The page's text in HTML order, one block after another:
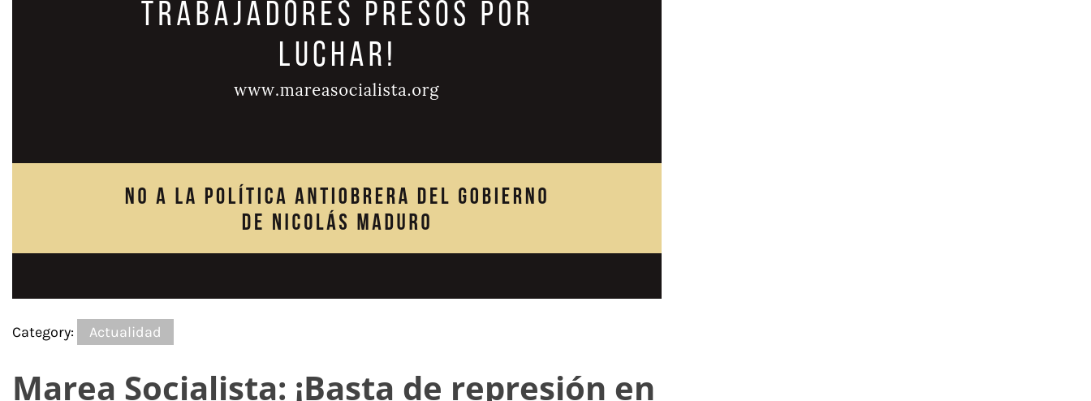
Category: Actualidad
Marea Socialista: ¡Basta de represión en